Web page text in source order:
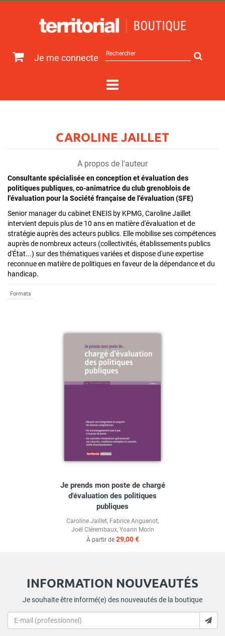
Je me connecte
sur
CAROLINE JAILLET
A propos de l'auteur
Consultante spécialisée en conception et évaluation des
politiques publiques, co-animatrice du club grenoblois de
l'évaluation pour la Société française de l'évaluation (SFE)
Senior manager du cabinet ENEIS by KPMG, Caroline Jaillet
intervient depuis plus de 10 ans en matière d'évaluation et de
stratégie auprès des acteurs publics. Elle mobilise ses compétences
auprès de nombreux acteurs (collectivités, établissements publics
d'État...) sur des thématiques variées et dispose d'une expertise
reconnue en matière de politiques en faveur de la dépendance et du
handicap.
Formats
Je prends mon poste de chargé
d'évaluation des politiques
publiques
Caroline Jaillet, Fabrice Anguenot,
Joël Clérembaux, Yoann Morin
À partir de 29,00 €
INFORMATION NOUVEAUTÉS
Je souhaite être informé(e) des nouveautés de la boutique